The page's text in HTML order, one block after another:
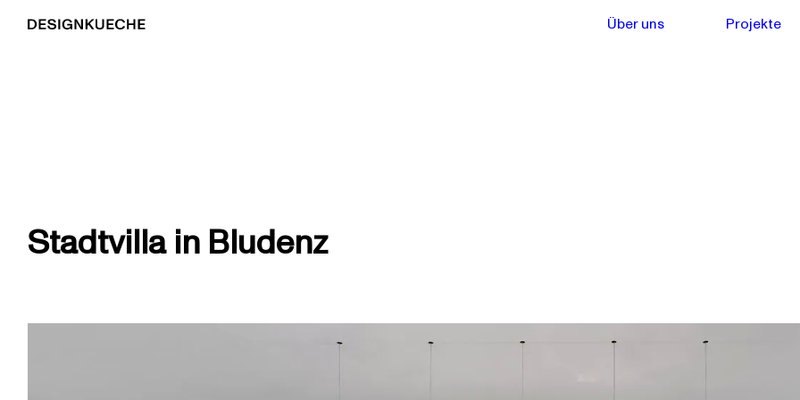
Über uns Projekte
Stadtvilla in Bludenz